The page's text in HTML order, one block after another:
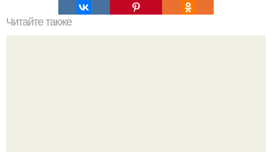
Читайте также